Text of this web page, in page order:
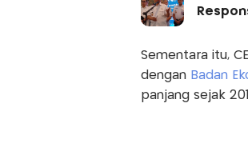
Sementara itu,
denganBadan
panjang sejak